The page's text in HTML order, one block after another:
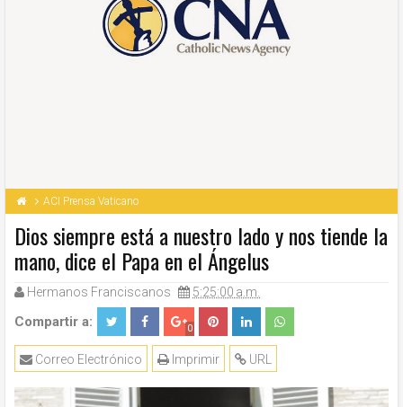
ACI Prensa Vaticano
Dios siempre está a nuestro lado y nos tiende la
mano, dice el Papa en el Ángelus
Hermanos Franciscanos 5:25:00 a.m.
Compartir a: 0
URL
Imprimir
Correo Electrónico